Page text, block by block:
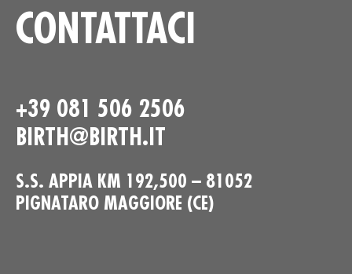
CONTATTACI
+39 081 506 2506
BIRTH@BIRTH.IT
S.S. APPIA KM 192,500 – 81052
PIGNATARO MAGGIORE (CE)